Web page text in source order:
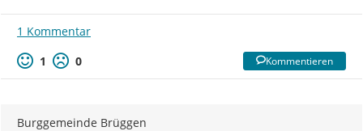
1 Kommentar
1
0 Kommentieren
Burggemeinde Brüggen